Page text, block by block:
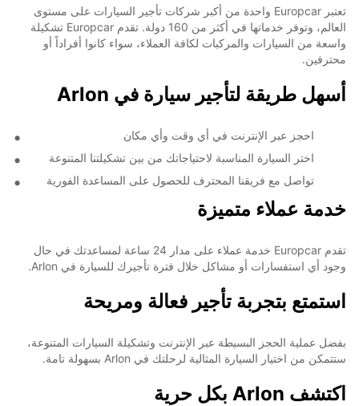
تعتبر Europcar واحدة من أكبر شركات تأجير السيارات على مستوى
العالم، وتوفر خدماتها في أكثر من 160 دولة. تقدم Europcar تشكيلة
واسعة من السيارات والمركبات لكافة العملاء، سواء كانوا أفراداً أو
محترفين.
أسهل طريقة لتأجير سيارة في Arlon
احجز عبر الإنترنت في أي وقت وأي مكان
اختر السيارة المناسبة لاحتياجاتك من بين تشكيلتنا المتنوعة
تواصل مع فريقنا المحترف للحصول على المساعدة الفورية
خدمة عملاء متميزة
تقدم Europcar خدمة عملاء على مدار 24 ساعة لمساعدتك في حال
وجود أي استفسارات أو مشاكل خلال فترة تأجيرك للسيارة في Arlon.
استمتع بتجربة تأجير فعالة ومريحة
بفضل عملية الحجز البسيطة عبر الإنترنت وتشكيلة السيارات المتنوعة،
ستتمكن من اختيار السيارة المثالية لرحلتك في Arlon بسهولة تامة.
اكتشف Arlon بكل حرية